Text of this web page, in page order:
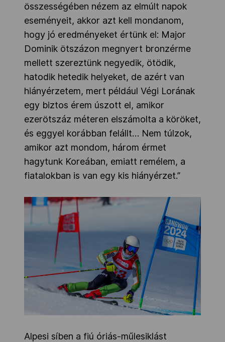
összességében nézem az elmúlt napok
eseményeit, akkor azt kell mondanom,
hogy jó eredményeket értünk el: Major
Dominik ötszázon megnyert bronzérme
mellett szereztünk negyedik, ötödik,
hatodik hetedik helyeket, de azért van
hiányérzetem, mert például Végi Lorának
egy biztos érem úszott el, amikor
ezerötszáz méteren elszámolta a köröket,
és eggyel korábban felállt… Nem túlzok,
amikor azt mondom, három érmet
hagytunk Koreában, emiatt remélem, a
fiatalokban is van egy kis hiányérzet.”
Alpesi síben a fiú óriás-műlesiklást